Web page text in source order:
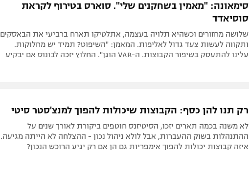
סימאונה: "מאמין בשחקנים שלי". סוארס בטירוף לקראת
סוסיאדד
שלושה מחזורים וכשהיא תלויה בעצמה, אתלטיקו תארח ברביעי את הבאסקים
ותקווה לעשות צעד גדול לאליפות. המאמן: "השיפוט? תמיד יש מחלוקות.
עלינו להתעסק בשיפור הקבוצות. ה-VAR הוגן". החלוץ יזכה לבונוס אם יבקיע
רק תנו להן כסף: הקבוצות שיכולות להפוך למנצ'סטר סיטי
לא משנה בכמה תארים יזכו, הסיטיזנס חוטפים ביקורת לאורך שנים על
ההתנהלות בשוק ההעברות, אבל לולא ניהול נכון - ההצלחה לא הייתה מגיעה.
איזה קבוצות יכולות להפוך אימפריות גם הן אם רק יגיע הרוכש הנכון?